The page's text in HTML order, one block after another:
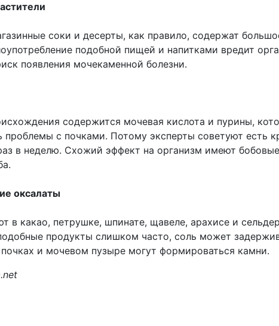
соки и десерты, как правило, содержат
подобной пищей и напитками вредит
появления мочекаменной болезни.
содержится мочевая кислота и пурины,
проблемы с почками. Потому эксперты советуют есть
в неделю. Схожий эффект на организм имеют
оксалаты
в какао, петрушке, шпинате, щавеле, арахисе и
продукты слишком часто, соль может
почках и мочевом пузыре могут формироваться камни.